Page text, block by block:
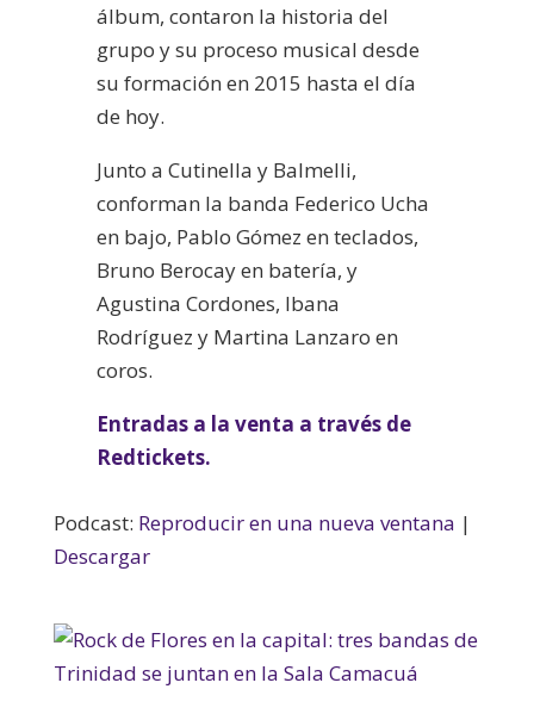
álbum, contaron la historia del
grupo y su proceso musical desde
su formación en 2015 hasta el día
de hoy.
Junto a Cutinella y Balmelli,
conforman la banda Federico Ucha
en bajo, Pablo Gómez en teclados,
Bruno Berocay en batería, y
Agustina Cordones, Ibana
Rodríguez y Martina Lanzaro en
coros.
Entradas a la venta a través de
Redtickets.
Podcast: Reproducir en una nueva ventana |
Descargar